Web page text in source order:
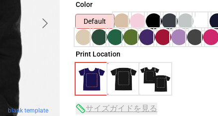
blank template
Color
Default
Print Location
サイズガイドを見る